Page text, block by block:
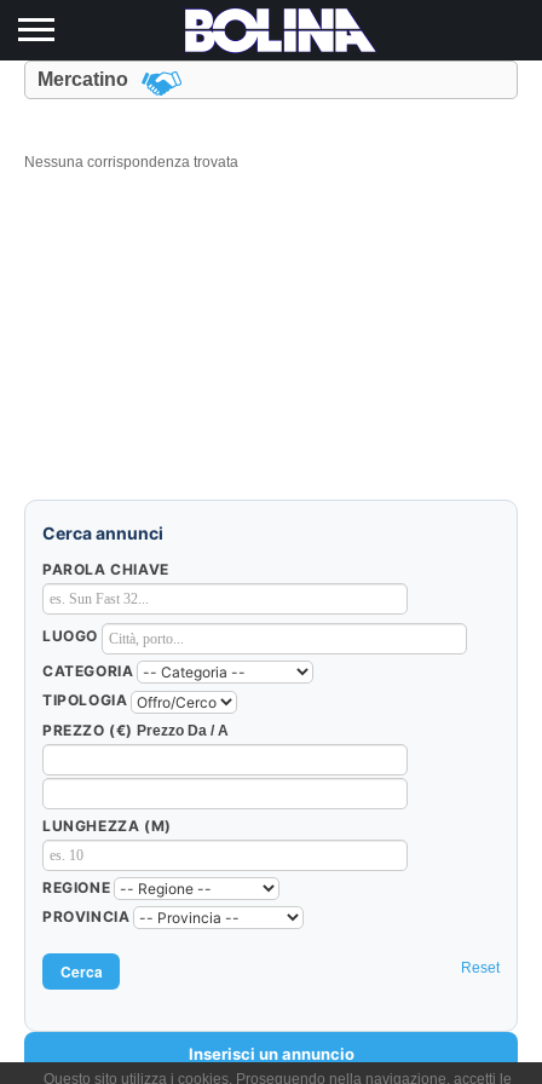
Mercatino
Nessuna corrispondenza trovata
Cerca annunci
PAROLA CHIAVE
LUOGO
CATEGORIA
TIPOLOGIA
PREZZO (€) Prezzo Da / A
LUNGHEZZA (M)
REGIONE
PROVINCIA
Reset
Inserisci un annuncio
Questo sito utilizza i cookies. Proseguendo nella navigazione, accetti le